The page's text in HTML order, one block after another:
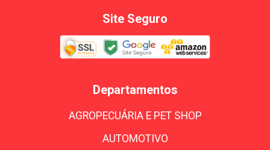
Site Seguro
Departamentos
AGROPECUÁRIA E PET SHOP
AUTOMOTIVO